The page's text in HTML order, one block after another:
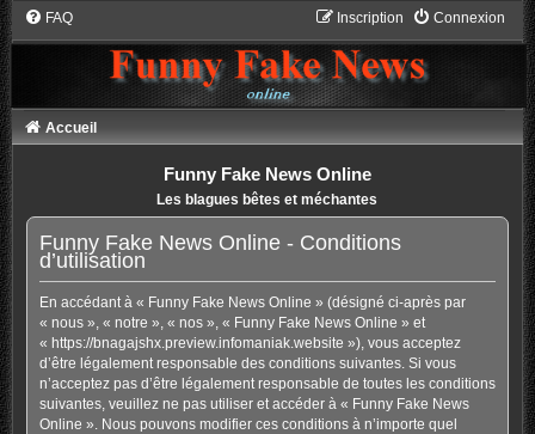
FAQ Connexion
Inscription
Accueil
Funny Fake News Online
Les blagues bêtes et méchantes
Funny Fake News Online - Conditions
d’utilisation
En accédant à « Funny Fake News Online » (désigné ci-après par
« nous », « notre », « nos », « Funny Fake News Online » et
« https://bnagajshx.preview.infomaniak.website »), vous acceptez
d’être légalement responsable des conditions suivantes. Si vous
n’acceptez pas d’être légalement responsable de toutes les conditions
suivantes, veuillez ne pas utiliser et accéder à « Funny Fake News
Online ». Nous pouvons modifier ces conditions à n’importe quel